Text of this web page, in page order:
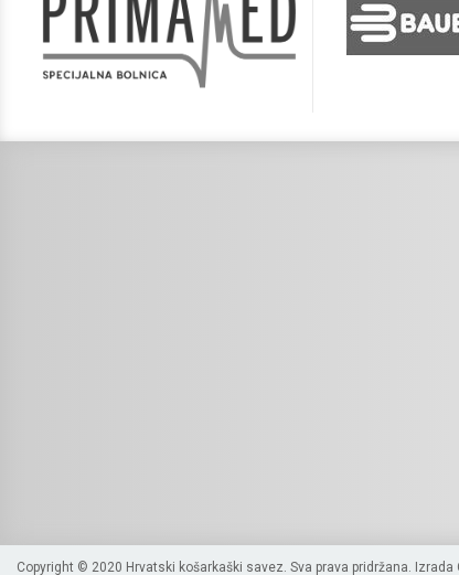
Copyright © 2020 Hrvatski košarkaški savez. Sva prava pridržana. Izrada